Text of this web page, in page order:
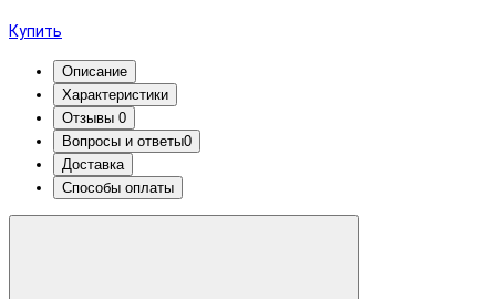
Купить
Описание
Характеристики
Отзывы 0
Вопросы и ответы0
Доставка
Способы оплаты